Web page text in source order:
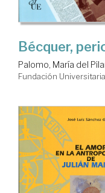
Bécquer,
Palomo, María del
Fundación